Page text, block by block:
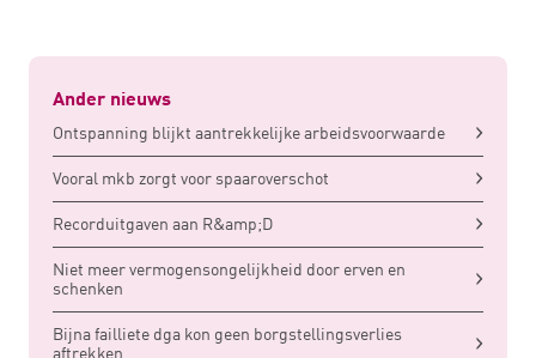
Ander nieuws
Ontspanning blijkt aantrekkelijke arbeidsvoorwaarde
Vooral mkb zorgt voor spaaroverschot
Recorduitgaven aan R&amp;D
Niet meer vermogensongelijkheid door erven en
schenken
Bijna failliete dga kon geen borgstellingsverlies
aftrekken